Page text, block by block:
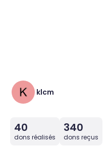
klcm
40
dons réalisés
340
dons reçus